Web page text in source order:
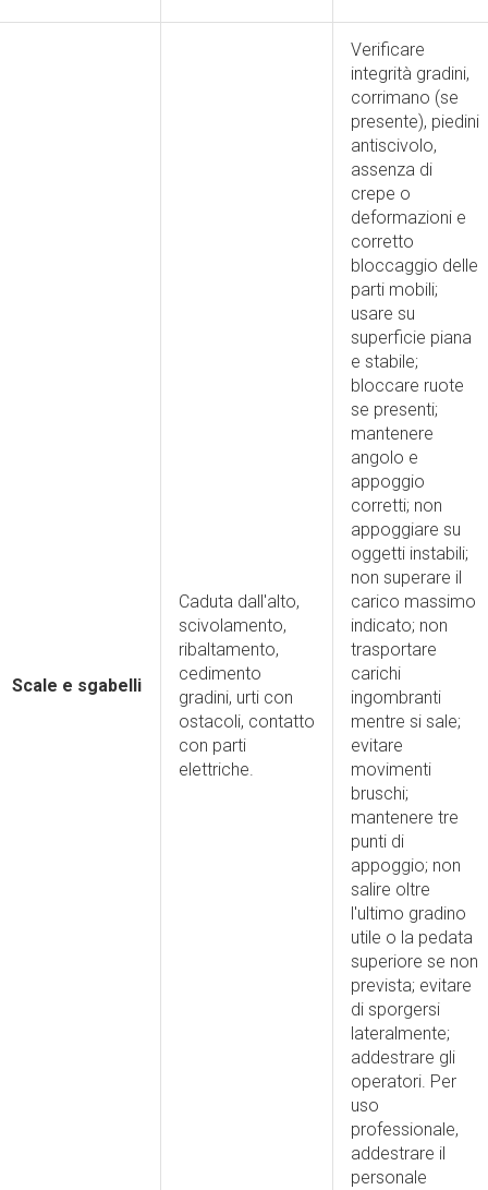
Scale e sgabelli
Caduta dall'alto,
scivolamento,
ribaltamento,
cedimento
gradini, urti con
ostacoli, contatto
con parti
elettriche.
Verificare
integrità gradini,
corrimano (se
presente), piedini
antiscivolo,
assenza di
crepe o
deformazioni e
corretto
bloccaggio delle
parti mobili;
usare su
superficie piana
e stabile;
bloccare ruote
se presenti;
mantenere
angolo e
appoggio
corretti; non
appoggiare su
oggetti instabili;
non superare il
carico massimo
indicato; non
trasportare
carichi
ingombranti
mentre si sale;
evitare
movimenti
bruschi;
mantenere tre
punti di
appoggio; non
salire oltre
l'ultimo gradino
utile o la pedata
superiore se non
prevista; evitare
di sporgersi
lateralmente;
addestrare gli
operatori. Per
uso
professionale,
addestrare il
personale